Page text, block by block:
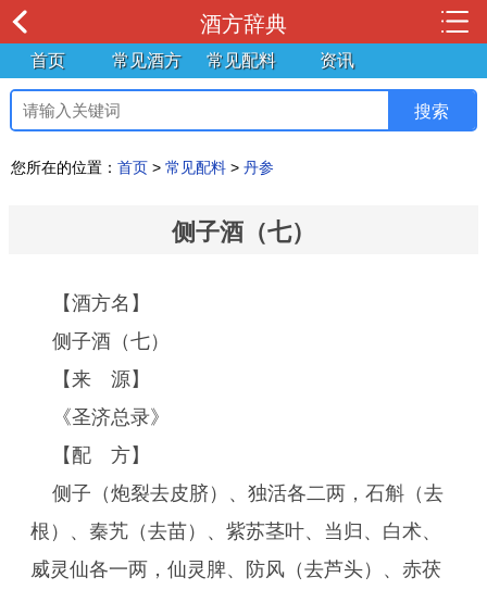
酒方辞典
首页 常见酒方 常见配料 资讯
您所在的位置： 首页 > 常见配料 > 丹参
侧子酒（七）
【酒方名】
侧子酒（七）
【来 源】
《圣济总录》
【配 方】
侧子（炮裂去皮脐）、独活各二两，石斛（去
根）、秦艽（去苗）、紫苏茎叶、当归、白术、
威灵仙各一两，仙灵脾、防风（去芦头）、赤茯